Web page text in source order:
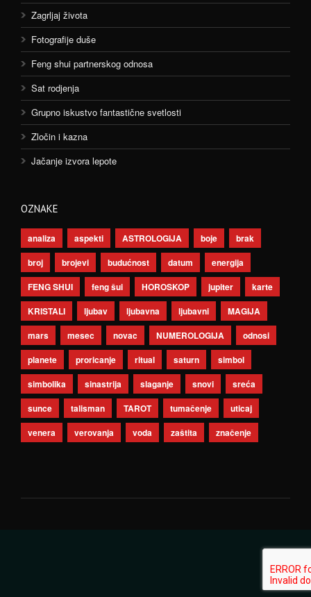
Zagrljaj života
Fotografije duše
Feng shui partnerskog odnosa
Sat rodjenja
Grupno iskustvo fantastične svetlosti
Zločin i kazna
Jačanje izvora lepote
OZNAKE
analiza aspekti ASTROLOGIJA boje
brak
broj
brojevi budućnost datum
energija
FENG SHUI
feng šui HOROSKOP jupiter
karte
KRISTALI
ljubav ljubavna ljubavni
MAGIJA
mars
mesec novac NUMEROLOGIJA
odnosi
planete
proricanje ritual saturn
simbol
simbolika
sinastrija slaganje snovi
sreća
sunce
talisman TAROT tumačenje
uticaj
venera
verovanja voda zaštita značenje